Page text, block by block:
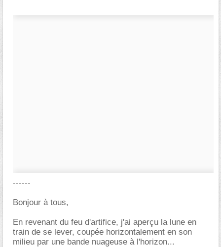
------
Bonjour à tous,
En revenant du feu d'artifice, j'ai aperçu la lune en
train de se lever, coupée horizontalement en son
milieu par une bande nuageuse à l'horizon...